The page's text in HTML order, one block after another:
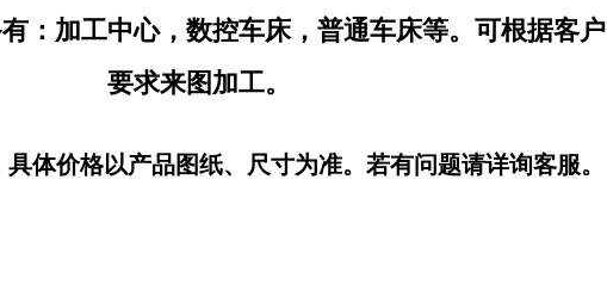
：加工中心，数控车床，普通车床等。可根据客户
要求来图加工。
体价格以产品图纸、尺寸为准。若有问题请详询客服。